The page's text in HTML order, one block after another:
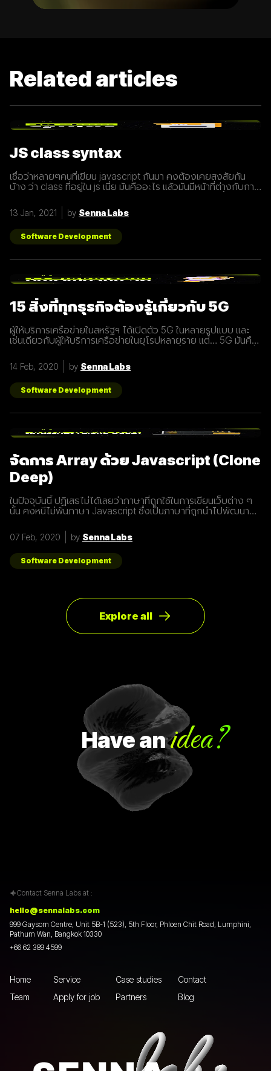
Related articles
JS class syntax
เชื่อว่าหลายๆคนที่เขียน javascript กันมา คงต้องเคยสงสัยกัน
บ้าง ว่า class ที่อยู่ใน js เนี่ย มันคืออะไร แล้วมันมีหน้าที่ต่างกับการ
กว่า class เปรียบเสมือนกับ blueprint หรือแบบพิมพ์เขียว ที่
สามารถนำไปสร้างเป็นสิ่งของ( object ) ตาม blueprint หรือแบบ
พิมพ์เขียว( class ) นั้นๆได้ โดยภายใน class
13 Jan, 2021 by Senna Labs
Software Development
15 สิ่งที่ทุกธุรกิจต้องรู้เกี่ยวกับ 5G
ผู้ให้บริการเครือข่ายในสหรัฐฯ ได้เปิดตัว 5G ในหลายรูปแบบ และ
เช่นเดียวกับผู้ให้บริการเครือข่ายในยุโรปหลายราย แต่… 5G มันคือ
ทุกธุรกิจต้องรู้เกี่ยวกับ 5G เพราะเราปฏิเสธไม่ได้เลยว่ามันกำลังจะ
ถูกใช้งานอย่างกว้างขวางขึ้น 1. 5G หรือ Fifth-Generation คือ
ยุคใหม่ของเทคโนโลยีเครือข่ายไร้สายที่จะมาแทนที่ระบบ 4G ที่เราใช้
อยู่ในปัจจุบัน ซึ่งมันไม่ได้ถูกจำกัดแค่มือถือเท่านั้น แต่รวมถึง
อุปกรณ์ทุกชนิดที่เชื่อมต่ออินเตอร์เน็ตได้ 2. 5G คือการพัฒนา 3
ส่วนที่สำคัญที่จะนำมาสู่การเชื่อมต่ออุปกรณ์ไร้สายต่างๆ ขยาย
ตอบสนองที่รวดเร็วขึ้นในระยะเวลาที่น้อยลง ความสามารถในการ
แตกต่างจากระบบ
14 Feb, 2020 by Senna Labs
Software Development
จัดการ Array ด้วย Javascript (Clone
Deep)
ในปัจจุบันนี้ ปฏิเสธไม่ได้เลยว่าภาษาที่ถูกใช้ในการเขียนเว็บต่าง ๆ
นั้น คงหนีไม่พ้นภาษา Javascript ซึ่งเป็นภาษาที่ถูกนำไปพัฒนา
รูปแบบการเขียนภาษา Javascript ที่แตกต่างกัน เราเลยมีแนวทาง
การเขียนที่หลากหลาย มาแบ่งปันเพื่อน ๆ เกี่ยวกับการจัดการ
Array ด้วยภาษา Javascript กัน เรามาดูตัวอย่างกันเลยดีกว่า
โดยปกติแล้วการ copy ค่าจาก value type ธรรมดา สามารถเขียน
ได้ดังนี้
07 Feb, 2020 by Senna Labs
Software Development
Explore all
Haveanidea?
Contact Senna Labs at :
hello@sennalabs.com
999 Gaysorn Centre, Unit 5B-1 (523), 5th Floor, Phloen Chit Road, Lumphini,
Pathum Wan, Bangkok 10330
+66 62 389 4599
Home Service Case studies
Contact
Team
Apply for job Partners Blog